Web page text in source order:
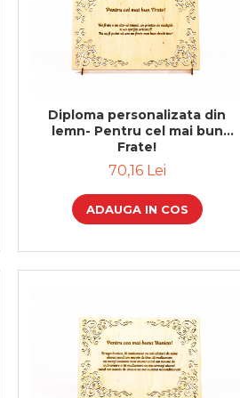
Diploma personalizata din
lemn- Pentru cel mai bun
Frate!
70,16 Lei
ADAUGA IN COS